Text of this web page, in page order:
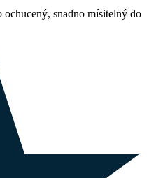
snadno mísitelný do